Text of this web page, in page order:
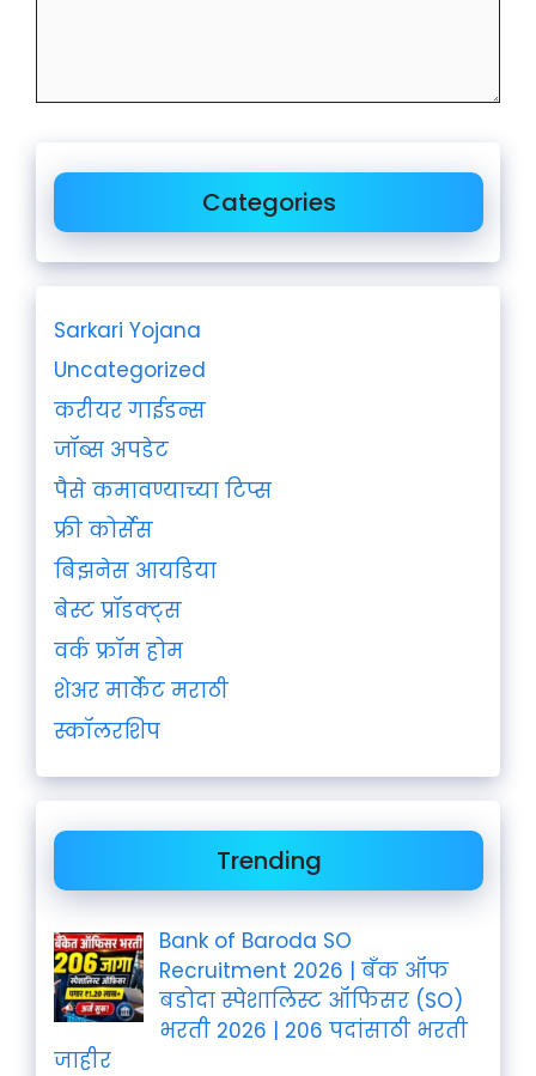
Categories
Sarkari Yojana
Uncategorized
करीयर गाईडन्स
जॉब्स अपडेट
पैसे कमावण्याच्या टिप्स
फ्री कोर्सेस
बिझनेस आयडिया
बेस्ट प्रॉडक्ट्स
वर्क फ्रॉम होम
शेअर मार्केट मराठी
स्कॉलरशिप
Trending
Bank of Baroda SO
Recruitment 2026 | बँक ऑफ
बडोदा स्पेशालिस्ट ऑफिसर (SO)
भरती 2026 | 206 पदांसाठी भरती
जाहीर